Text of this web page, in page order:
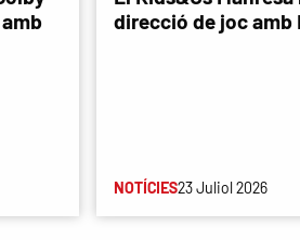
direcció de joc amb
NOTÍCIES23 Juliol 2026